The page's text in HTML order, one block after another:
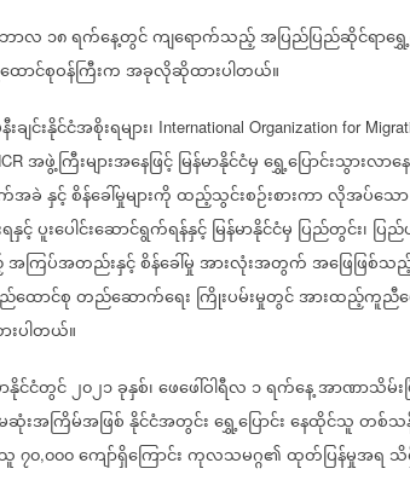
ာလ ၁၈ရက်နေ့တွင်ကျရောက်သည့်အပြည်ပြည်ဆိုင်ရာရွှေ့
ောင်စုဝန်ကြီးကအခုလိုဆိုထားပါတယ်။
ချင်းနိုင်ငံအစိုးရများ၊ International Organization for
အဖွဲ့ကြီးများအနေဖြင့်မြန်မာနိုင်ငံမှရွှေ့ပြောင်းသွားလာန
အခဲနှင့်စိန်ခေါ်မှုများကိုထည့်သွင်းစဉ်းစားကာလိုအပ်သော
နှင့်ပူးပေါင်းဆောင်ရွက်ရန်နှင့်မြန်မာနိုင်ငံမှ ပြည်တွင်း၊ ပြ
အကြပ်အတည်းနှင့်စိန်ခေါ်မှုအားလုံးအတွက်အဖြေဖြစ်သ
ည်ထောင်စုတည်ဆောက်ရေး ကြိုးပမ်းမှုတွင်အားထည့်ကူညီပ
ပါတယ်။
ာနိုင်ငံတွင်၂၀၂၁ခုနှစ်၊ဖေဖေါ်ဝါရီလ ၁ရက်နေ့အာဏာသိမ်းပ
းအကြိမ်အဖြစ်နိုင်ငံအတွင်းရွှေ့ပြောင်းနေထိုင်သူတစ်သ
၇၀,၀၀၀ကျော်ရှိကြောင်းကုလသမဂ္ဂ၏ထုတ်ပြန်မှုအရ သိ